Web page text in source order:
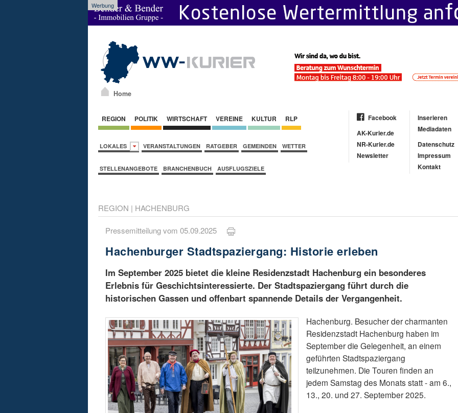
Werbung
Home
REGION POLITIK WIRTSCHAFT VEREINE KULTUR RLP
LOKALES VERANSTALTUNGEN RATGEBER GEMEINDEN WETTER
STELLENANGEBOTE BRANCHENBUCH AUSFLUGSZIELE
Facebook
AK-Kurier.de
NR-Kurier.de
Newsletter
Inserieren
Mediadaten
Datenschutz
Impressum
Kontakt
REGION | HACHENBURG
Pressemitteilung vom 05.09.2025
Hachenburger Stadtspaziergang: Historie erleben
Im September 2025 bietet die kleine Residenzstadt Hachenburg ein besonderes
Erlebnis für Geschichtsinteressierte. Der Stadtspaziergang führt durch die
historischen Gassen und offenbart spannende Details der Vergangenheit.
Hachenburg. Besucher der charmanten
Residenzstadt Hachenburg haben im
September die Gelegenheit, an einem
geführten Stadtspaziergang
teilzunehmen. Die Touren finden an
jedem Samstag des Monats statt - am 6.,
13., 20. und 27. September 2025.